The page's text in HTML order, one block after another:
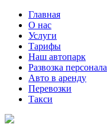
Главная
О нас
Услуги
Тарифы
Наш автопарк
Развозка персонала
Авто в аренду
Перевозки
Такси